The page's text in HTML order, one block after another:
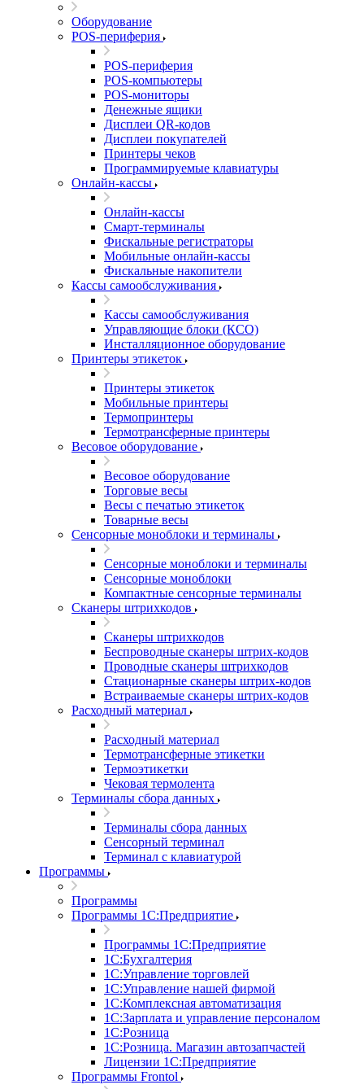
Оборудование
POS-периферия
POS-периферия
POS-компьютеры
POS-мониторы
Денежные ящики
Дисплеи QR-кодов
Дисплеи покупателей
Принтеры чеков
Программируемые клавиатуры
Онлайн-кассы
Онлайн-кассы
Смарт-терминалы
Фискальные регистраторы
Мобильные онлайн-кассы
Фискальные накопители
Кассы самообслуживания
Кассы самообслуживания
Управляющие блоки (КСО)
Инсталляционное оборудование
Принтеры этикеток
Принтеры этикеток
Мобильные принтеры
Термопринтеры
Термотрансферные принтеры
Весовое оборудование
Весовое оборудование
Торговые весы
Весы с печатью этикеток
Товарные весы
Сенсорные моноблоки и терминалы
Сенсорные моноблоки и терминалы
Сенсорные моноблоки
Компактные сенсорные терминалы
Сканеры штрихкодов
Сканеры штрихкодов
Беспроводные сканеры штрих-кодов
Проводные сканеры штрихкодов
Стационарные сканеры штрих-кодов
Встраиваемые сканеры штрих-кодов
Расходный материал
Расходный материал
Термотрансферные этикетки
Термоэтикетки
Чековая термолента
Терминалы сбора данных
Терминалы сбора данных
Сенсорный терминал
Терминал с клавиатурой
Программы
Программы
Программы 1С:Предприятие
Программы 1С:Предприятие
1С:Бухгалтерия
1С:Управление торговлей
1С:Управление нашей фирмой
1С:Комплексная автоматизация
1С:Зарплата и управление персоналом
1С:Розница
1С:Розница. Магазин автозапчастей
Лицензии 1С:Предприятие
Программы Frontol